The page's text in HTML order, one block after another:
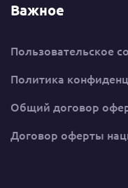
Важное
Пользовательское
Политика
Общий договор
Договор оферты